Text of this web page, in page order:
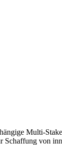
Multi-
von